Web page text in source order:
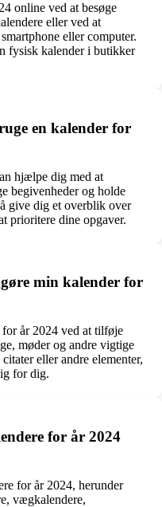
online ved at besøge
eller ved at
eller computer.
fysisk kalender i butikker
en kalender for
hjælpe dig med at
begivenheder og holde
give dig et overblik over
prioritere dine opgaver.
min kalender for
år 2024 ved at tilføje
møder og andre vigtige
eller andre elementer,
for dig.
for år 2024
for år 2024, herunder
vægkalendere,